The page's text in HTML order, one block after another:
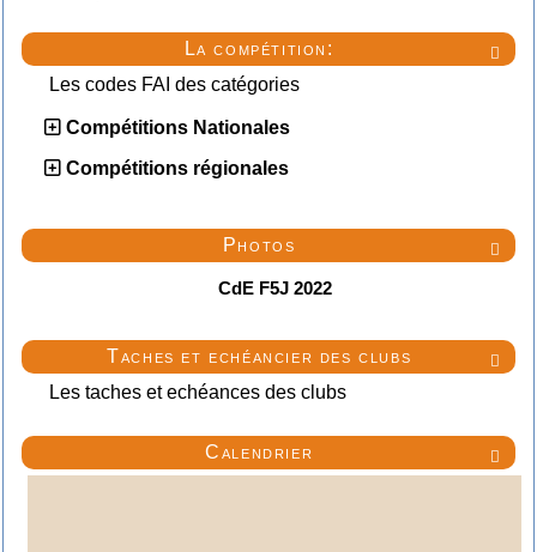

La compétition:
Les codes FAI des catégories
Compétitions Nationales
Compétitions régionales

Photos
CdE F5J 2022

Taches et echéancier des clubs
Les taches et echéances des clubs

Calendrier